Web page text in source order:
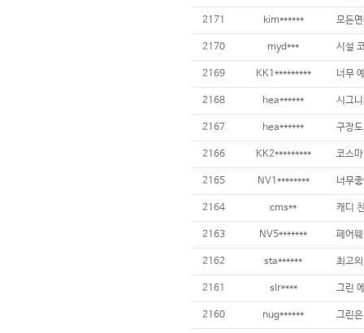
2171 kim******
2170 myd***
2169 KK1*********
2168 hea******
2167 hea******
2166 KK2*********
2165 NV1******** 너무
2164 cms**
2163 NV5*******
2162 sta****** 최고
2161 slr****
2160 nug******